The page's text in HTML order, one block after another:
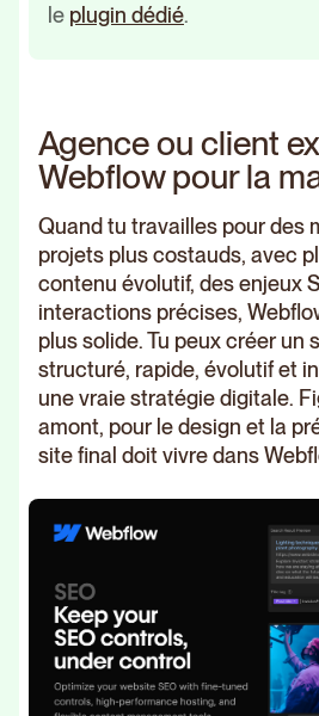
le plugin dédié.
Agence ou client
Webflow pour la
Quand tu travailles pour des
projets plus costauds, avec
contenu évolutif, des enjeux
interactions précises,
plus solide. Tu peux créer un
structuré, rapide, évolutif et
une vraie stratégie digitale.
amont, pour le design et la
site final doit vivre dans